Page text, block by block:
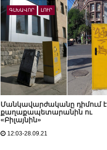
ԳԼԽԱՎՈՐ ԼՈՒՐ
Մանկավարժականը դիմում է
քաղաքապետարանին ու
«Բիլայնին»
12:03-28.09.21